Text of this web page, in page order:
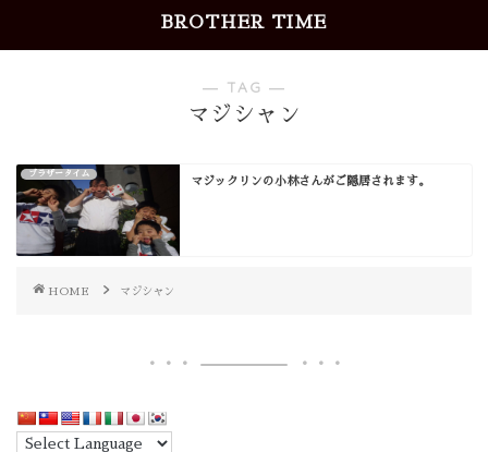
BROTHER TIME
― TAG ―
マジシャン
ブラザータイム
マジックリンの小林さんがご隠居されます。
HOME マジシャン